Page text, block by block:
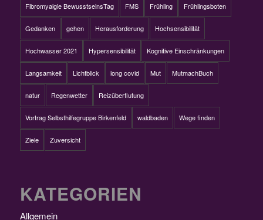
Fibromyalgie BewusstseinsTag FMS Frühling Frühlingsboten
Gedanken gehen Herausforderung Hochsensibilität
Hochwasser 2021 Hypersensibilität Kognitive Einschränkungen
Langsamkeit Lichtblick long covid Mut MutmachBuch
natur Regenwetter Reizüberflutung
Vortrag Selbsthilfegruppe Birkenfeld waldbaden Wege finden
Ziele Zuversicht
KATEGORIEN
Allgemein